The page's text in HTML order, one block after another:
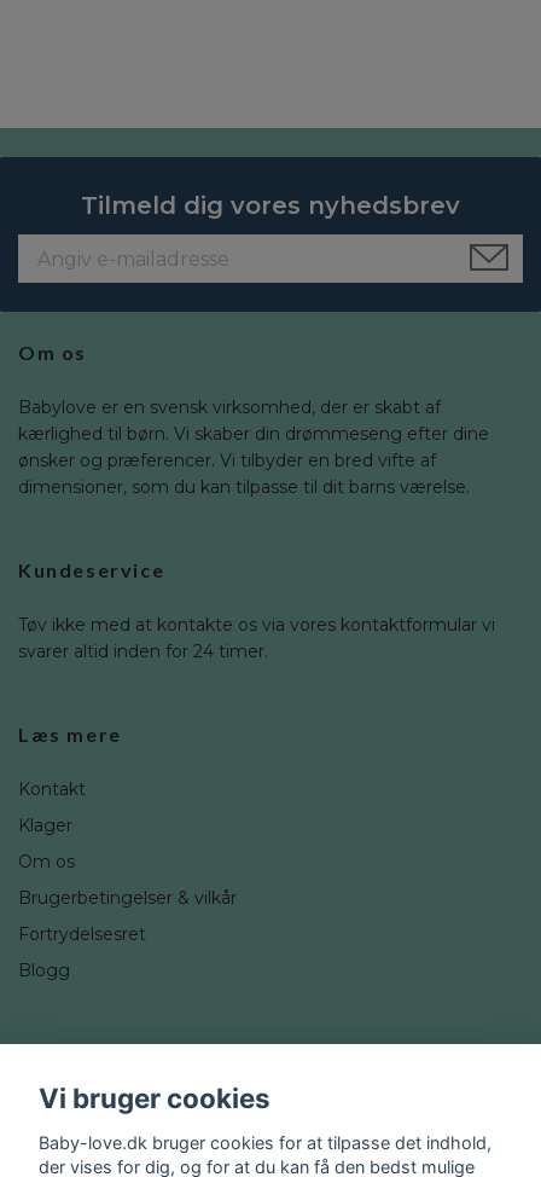
Tilmeld dig vores nyhedsbrev
Om os
Babylove er en svensk virksomhed, der er skabt af
kærlighed til børn. Vi skaber din drømmeseng efter dine
ønsker og præferencer. Vi tilbyder en bred vifte af
dimensioner, som du kan tilpasse til dit barns værelse.
Kundeservice
Tøv ikke med at kontakte os via vores kontaktformular vi
svarer altid inden for 24 timer.
Læs mere
Kontakt
Klager
Om os
Brugerbetingelser & vilkår
Fortrydelsesret
Blogg
Instagram
Vi bruger cookies
Baby-love.dk bruger cookies for at tilpasse det indhold,
der vises for dig, og for at du kan få den bedst mulige